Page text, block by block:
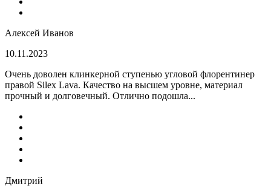
Алексей Иванов
10.11.2023
Очень доволен клинкерной ступенью угловой флорентинер
правой Silex Lava. Качество на высшем уровне, материал
прочный и долговечный. Отлично подошла...
Дмитрий